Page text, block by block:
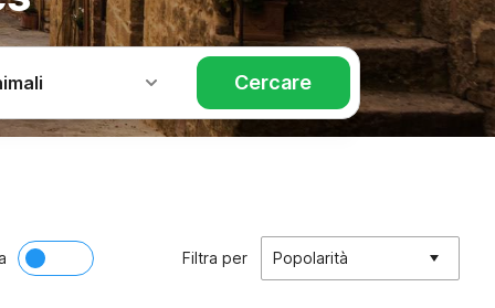
Cercare
Filtra per Popolarità